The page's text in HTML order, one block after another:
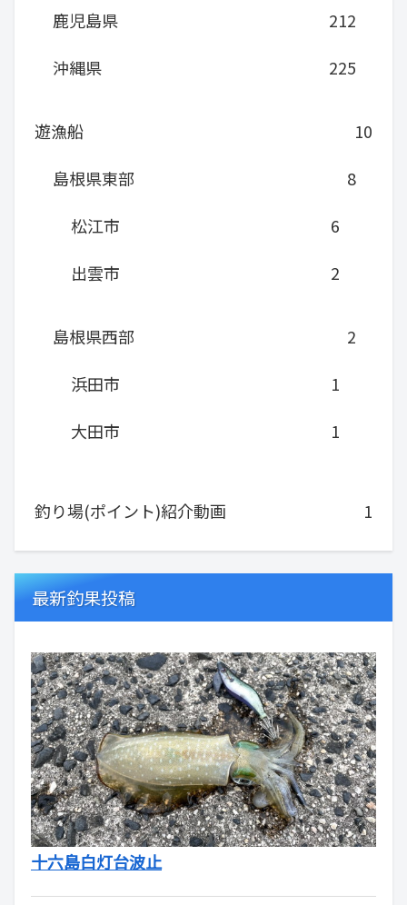
鹿児島県
212
沖縄県
225
遊漁船
10
島根県東部
8
松江市
6
出雲市
2
島根県西部
2
浜田市
1
大田市
1
釣り場(ポイント)紹介動画 1
最新釣果投稿
十六島白灯台波止